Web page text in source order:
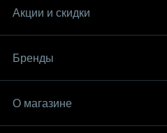
Акции и скидки
Бренды
О магазине